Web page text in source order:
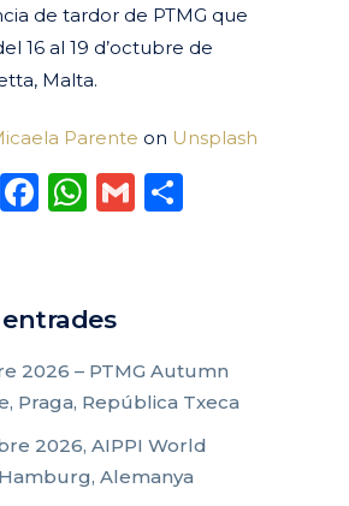
de tardor de PTMG que
16 al 19 d’octubre de
Malta.
Parente on Unsplash
X Facebook
WhatsApp
Gmail
2026 – PTMG Autumn
Praga, República Txeca
2026, AIPPI World
Alemanya